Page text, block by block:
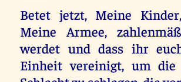
Betet jetzt, Meine
Meine Armee,
werdet und dass ihr
Einheit vereinigt, um